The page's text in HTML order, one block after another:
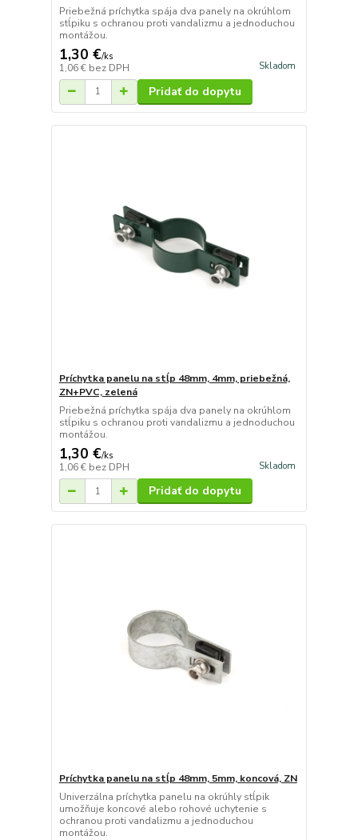
Priebežná príchytka spája dva panely na okrúhlom
stĺpiku s ochranou proti vandalizmu a jednoduchou
montážou.
1,30 €/ks
1,06 € bez DPH Skladom
Pridať do dopytu
Príchytka panelu na stĺp 48mm, 4mm, priebežná,
ZN+PVC, zelená
Priebežná príchytka spája dva panely na okrúhlom
stĺpiku s ochranou proti vandalizmu a jednoduchou
montážou.
1,30 €/ks
1,06 € bez DPH Skladom
Pridať do dopytu
Príchytka panelu na stĺp 48mm, 5mm, koncová, ZN
Univerzálna príchytka panelu na okrúhly stĺpik
umožňuje koncové alebo rohové uchytenie s
ochranou proti vandalizmu a jednoduchou
montážou.